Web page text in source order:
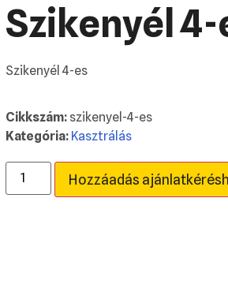
Szikenyél 4-
Szikenyél 4-es
Cikkszám: szikenyel-4-es
Kategória: Kasztrálás
Hozzáadás